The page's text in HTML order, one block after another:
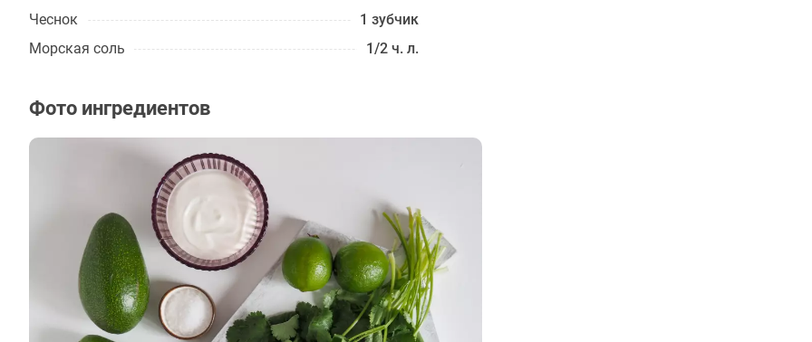
Чеснок
1 зубчик
Морская соль
1/2 ч. л.
Фото ингредиентов